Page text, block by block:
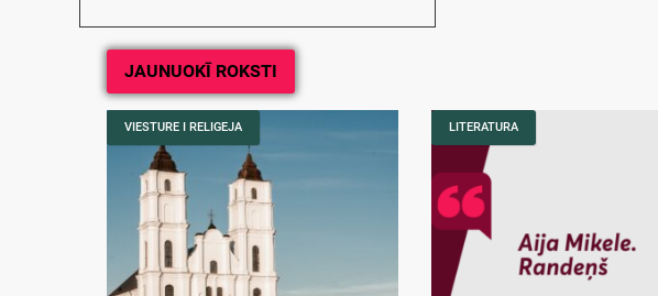
JAUNUOKĪ ROKSTI
VIESTURE I RELIGEJA LITERATURA